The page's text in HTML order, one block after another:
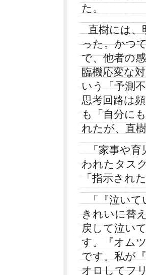
た。
直樹には、
った。かつ
で、他者の
臨機応変な
いう「予測
思考回路は
も「自分に
れたが、直
「家事や
われたタス
「指示され
「『泣い
きれいに替
戻して泣い
す。『オム
です。私が
オロしてフ